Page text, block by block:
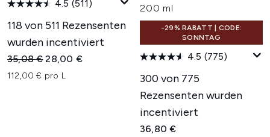
4.5 (511)
118 von 511 Rezensenten
wurden incentiviert
Unverbindliche Preisempfehlung:
35,08 €Aktueller Preis:
28,00 €
112,00 € pro L
200 ml
-29% RABATT | CODE:
SONNTAG
4.5 (775)
300 von 775
Rezensenten wurden
incentiviert
36,80 €